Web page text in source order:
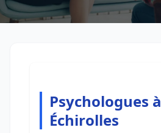
Psychologues à
Échirolles